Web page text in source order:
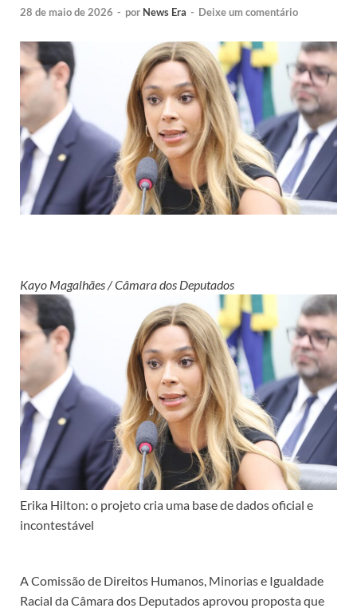
28 de maio de 2026 - por News Era - Deixe um comentário
Kayo Magalhães / Câmara dos Deputados
Erika Hilton: o projeto cria uma base de dados oficial e
incontestável
A Comissão de Direitos Humanos, Minorias e Igualdade
Racial da Câmara dos Deputados aprovou proposta que